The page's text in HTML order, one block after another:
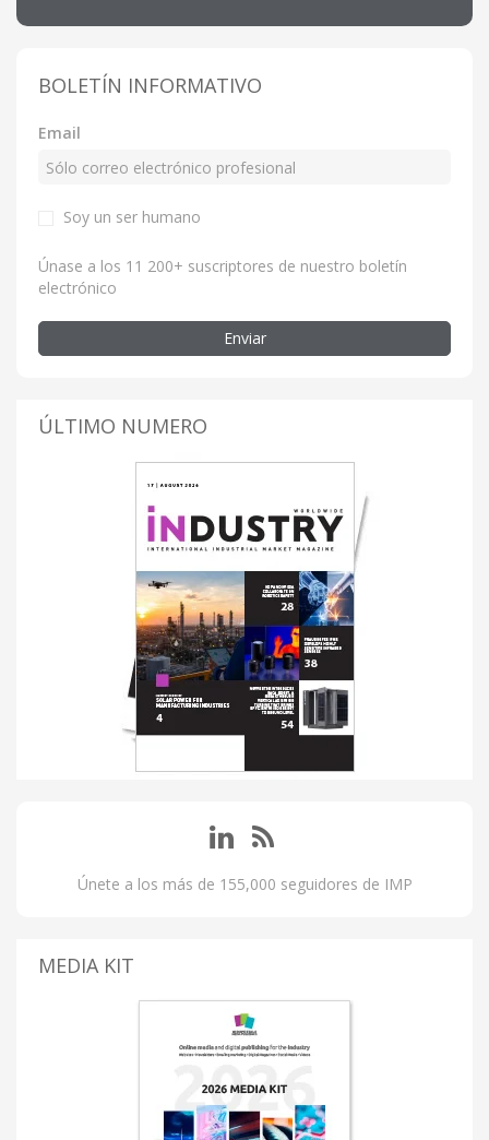
BOLETÍN INFORMATIVO
Email
Soy un ser humano
Únase a los 11 200+ suscriptores de nuestro boletín
electrónico
Enviar
ÚLTIMO NUMERO
Únete a los más de 155,000 seguidores de IMP
MEDIA KIT